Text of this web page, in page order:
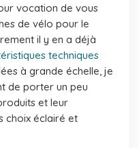
vocation de vous
de vélo pour le
il y en a déjà
techniques
à grande échelle, je
de porter un peu
et leur
choix éclairé et